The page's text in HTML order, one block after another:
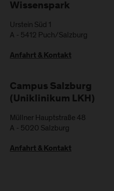
Wissenspark
Urstein Süd 1
A - 5412 Puch/Salzburg
Anfahrt & Kontakt
Campus Salzburg
(Uniklinikum LKH)
Müllner Hauptstraße 48
A - 5020 Salzburg
Anfahrt & Kontakt